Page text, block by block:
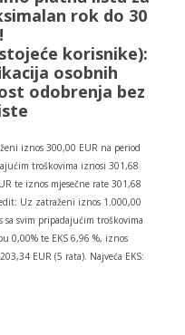
rok do 30
korisnike):
osobnih
odobrenja bez
iznos 300,00 EUR na period
troškovima iznosi 301,68
te iznos mjesečne rate 301,68
Uz zatraženi iznos 1.000,00
svim pripadajućim troškovima
0,00% te EKS 6,96 %, iznos
EUR (5 rata). Najveća EKS: